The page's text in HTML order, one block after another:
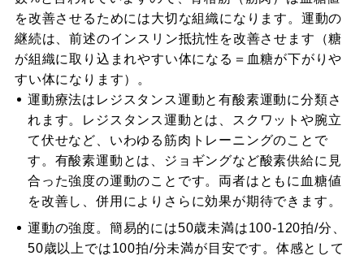
を改善させるためには大切な組織になります。運動の
継続は、前述のインスリン抵抗性を改善させます（糖
が組織に取り込まれやすい体になる＝血糖が下がりや
すい体になります）。
運動療法はレジスタンス運動と有酸素運動に分類さ
れます。レジスタンス運動とは、スクワットや腕立
て伏せなど、いわゆる筋肉トレーニングのことで
す。有酸素運動とは、ジョギングなど酸素供給に見
合った強度の運動のことです。両者はともに血糖値
を改善し、併用によりさらに効果が期待できます。
運動の強度。簡易的には50歳未満は100-120拍/分、
50歳以上では100拍/分未満が目安です。体感として